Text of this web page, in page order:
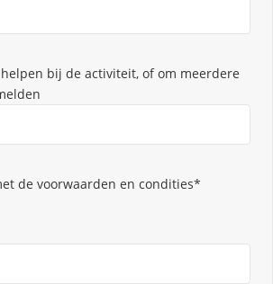
bij de activiteit, of om meerdere
de voorwaarden en condities*